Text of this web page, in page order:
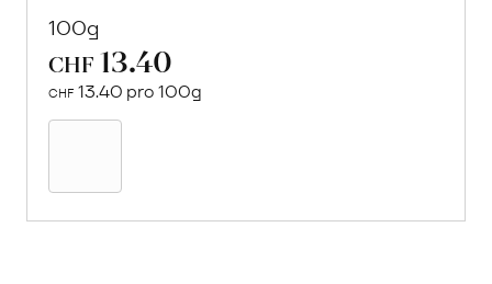
100g
CHF 13.40
CHF 13.40 pro 100g